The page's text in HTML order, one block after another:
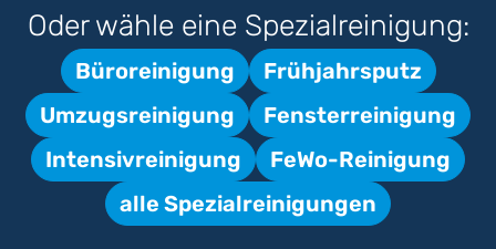
Oder wähle eine Spezialreinigung:
Büroreinigung
Frühjahrsputz
Umzugsreinigung
Fensterreinigung
Intensivreinigung
FeWo-Reinigung
alle Spezialreinigungen